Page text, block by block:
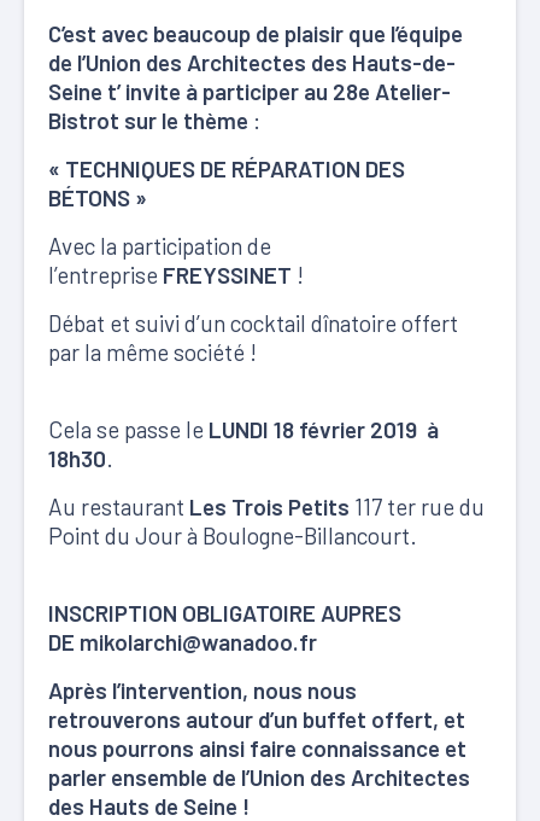
C’est avec beaucoup de plaisir que l’équipe
de l’Union des Architectes des Hauts-de-
Seine t’ invite à participer au 28e Atelier-
Bistrot sur le thème :
« TECHNIQUES DE RÉPARATION DES
BÉTONS »
Avec la participation de
l’entreprise FREYSSINET !
Débat et suivi d’un cocktail dînatoire offert
par la même société !
Cela se passe le LUNDI 18 février 2019 à
18h30.
Au restaurant Les Trois Petits 117 ter rue du
Point du Jour à Boulogne-Billancourt.
INSCRIPTION OBLIGATOIRE AUPRES
DE mikolarchi@wanadoo.fr
Après l’intervention, nous nous
retrouverons autour d’un buffet offert, et
nous pourrons ainsi faire connaissance et
parler ensemble de l’Union des Architectes
des Hauts de Seine !